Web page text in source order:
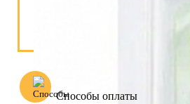
Способы оплаты